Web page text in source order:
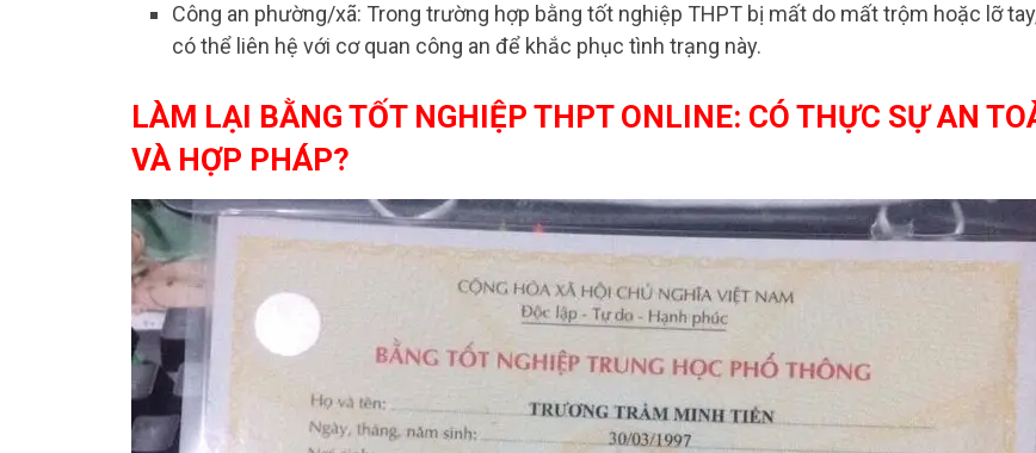
Công an phường/xã: Trong trường hợp bằng tốt nghiệp THPT bị mất do mất trộm hoặc lỡ
có thể liên hệ với cơ quan công an để khắc phục tình trạng này.
LÀM LẠI BẰNG TỐT NGHIỆP THPT ONLINE: CÓ THỰC SỰ AN
VÀ HỢP PHÁP?